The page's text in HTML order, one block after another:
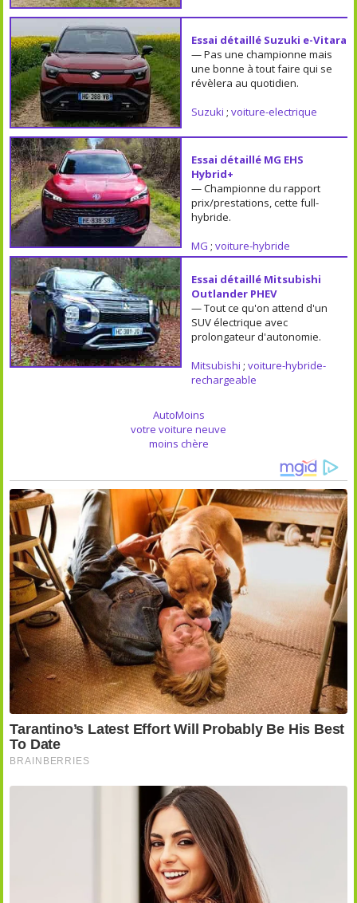
Essai détaillé Suzuki e-Vitara
— Pas une championne mais
une bonne à tout faire qui se
révèlera au quotidien.
Suzuki ; voiture-electrique
Essai détaillé MG EHS
Hybrid+
— Championne du rapport
prix/prestations, cette full-
hybride.
MG ; voiture-hybride
Essai détaillé Mitsubishi
Outlander PHEV
— Tout ce qu'on attend d'un
SUV électrique avec
prolongateur d'autonomie.
Mitsubishi ; voiture-hybride-
rechargeable
AutoMoins
votre voiture neuve
moins chère